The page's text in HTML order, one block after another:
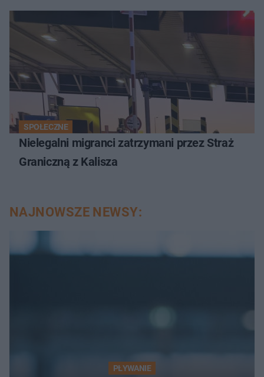
SPOŁECZNE
Nielegalni migranci zatrzymani przez Straż
Graniczną z Kalisza
NAJNOWSZE NEWSY:
PŁYWANIE